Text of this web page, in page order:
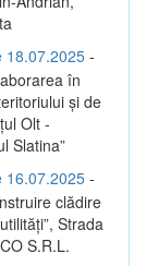
18.07.2025 -
în
și de
Olt -
Slatina”
16.07.2025 -
clădire
Strada
S.R.L.